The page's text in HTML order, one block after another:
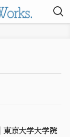
東京大学大学院